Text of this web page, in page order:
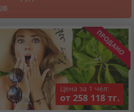
туристов
Цена за 1 чел:
от 258 118 тг.